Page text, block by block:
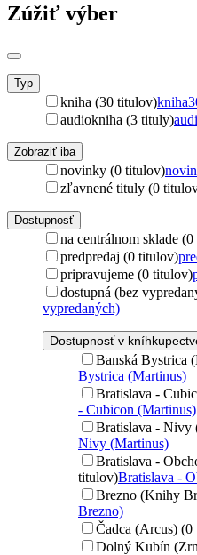
Zúžiť výber
Typ
kniha (30 titulov)kniha
audiokniha (3 tituly)
Zobraziť iba
novinky (0 titulov)
zľavnené tituly (0
Dostupnosť
na centrálnom sklade
predpredaj (0 titulov)
pripravujeme (0 titulov)
dostupná (bez
vypredaných)
Dostupnosť v
Banská Bystrica
Bystrica (Martinus)
Bratislava -
- Cubicon (Martinus)
Bratislava - Nivy
Nivy (Martinus)
Bratislava -
titulov)Bratislava -
Brezno (Knihy
Brezno)
Čadca (Arcus)
Dolný Kubín